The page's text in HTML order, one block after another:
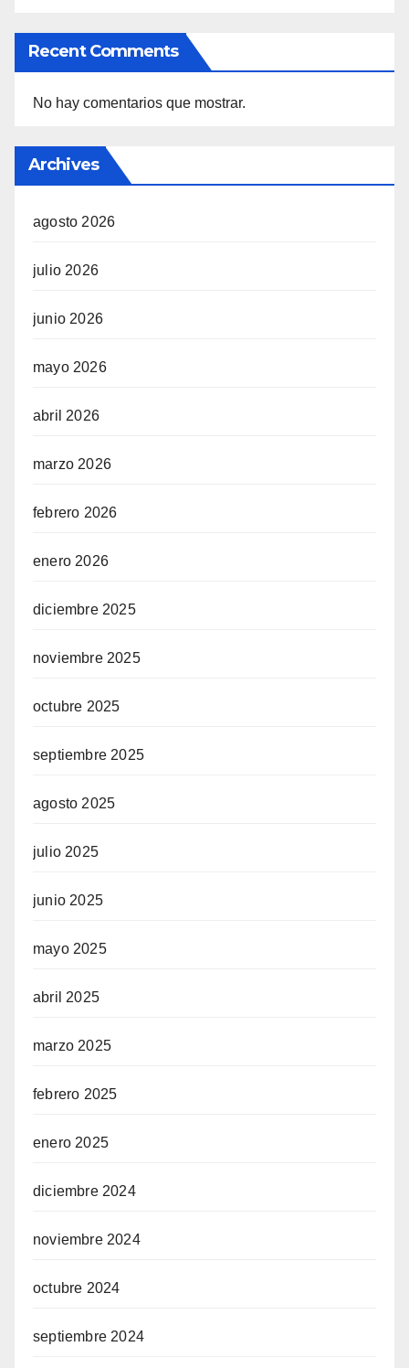
Recent Comments
No hay comentarios que mostrar.
Archives
agosto 2026
julio 2026
junio 2026
mayo 2026
abril 2026
marzo 2026
febrero 2026
enero 2026
diciembre 2025
noviembre 2025
octubre 2025
septiembre 2025
agosto 2025
julio 2025
junio 2025
mayo 2025
abril 2025
marzo 2025
febrero 2025
enero 2025
diciembre 2024
noviembre 2024
octubre 2024
septiembre 2024